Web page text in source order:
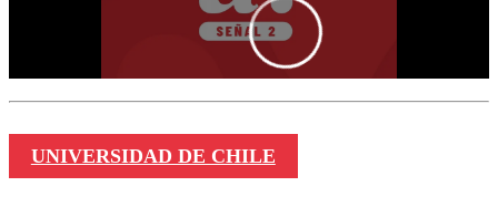
UNIVERSIDAD DE CHILE